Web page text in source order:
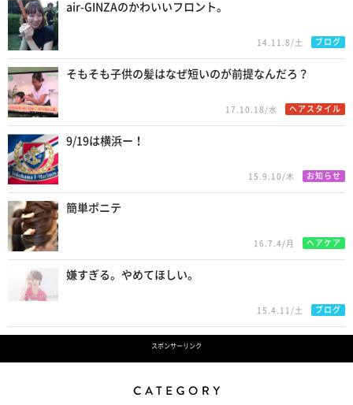
air-GINZAのかわいいフロント。
14.11.8/土 ブログ
そもそも子供の髪はなぜ短いのが前提なんだろ？
17.10.18/水 ヘアスタイル
9/19は横浜ー！
15.9.10/木 お知らせ
簡単ポニテ
16.7.4/月 ヘアケア
嫌すぎる。やめてほしい。
15.4.11/土 ブログ
スポンサーリンク